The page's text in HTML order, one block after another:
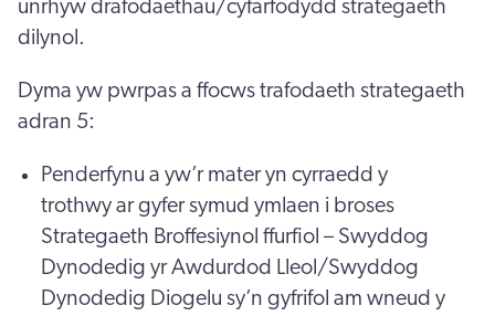
unrhyw drafodaethau/cyfarfodydd strategaeth
dilynol.
Dyma yw pwrpas a ffocws trafodaeth strategaeth
adran 5:
Penderfynu a yw’r mater yn cyrraedd y
trothwy ar gyfer symud ymlaen i broses
Strategaeth Broffesiynol ffurfiol – Swyddog
Dynodedig yr Awdurdod Lleol/Swyddog
Dynodedig Diogelu sy’n gyfrifol am wneud y